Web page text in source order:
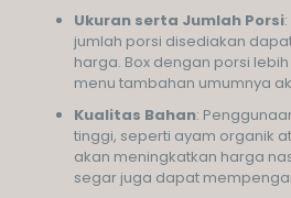
Ukuran serta Jumlah Porsi
jumlah porsi disediakan
harga. Box dengan porsi
menu tambahan umumnya
Kualitas Bahan:
tinggi, seperti ayam organik
akan meningkatkan harga
segar juga dapat